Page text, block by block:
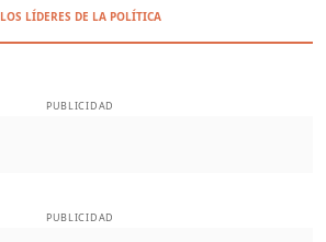
LOS LÍDERES DE LA POLÍTICA
PUBLICIDAD
PUBLICIDAD